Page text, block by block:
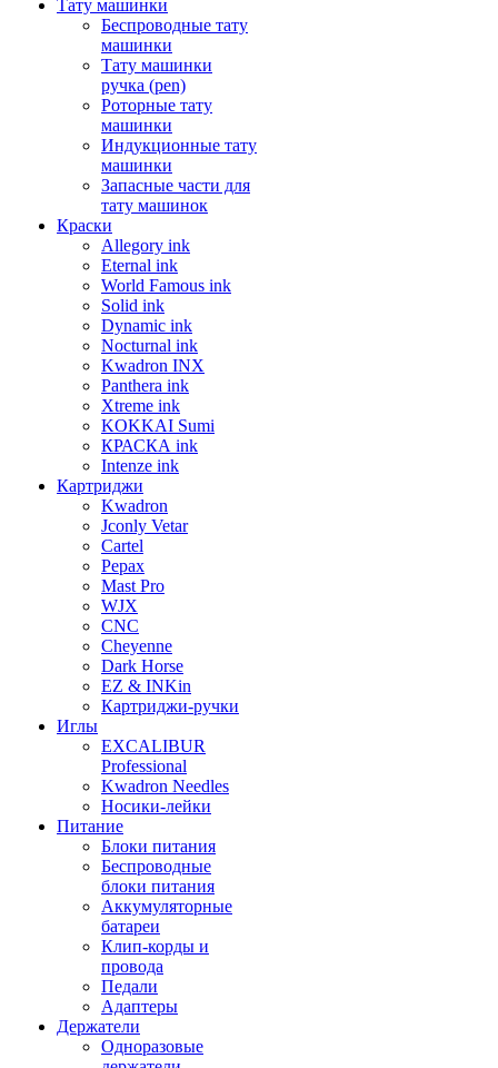
Тату машинки
Беспроводные тату
машинки
Тату машинки
ручка (pen)
Роторные тату
машинки
Индукционные тату
машинки
Запасные части для
тату машинок
Краски
Allegory ink
Eternal ink
World Famous ink
Solid ink
Dynamic ink
Nocturnal ink
Kwadron INX
Panthera ink
Xtreme ink
KOKKAI Sumi
КРАСКА ink
Intenze ink
Картриджи
Kwadron
Jconly Vetar
Cartel
Pepax
Mast Pro
WJX
CNC
Cheyenne
Dark Horse
EZ & INKin
Картриджи-ручки
Иглы
EXCALIBUR
Professional
Kwadron Needles
Носики-лейки
Питание
Блоки питания
Беспроводные
блоки питания
Аккумуляторные
батареи
Клип-корды и
провода
Педали
Адаптеры
Держатели
Одноразовые